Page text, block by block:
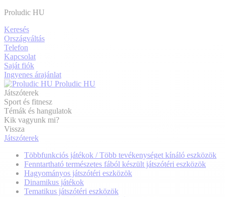
Proludic HU
Keresés
Országváltás
Telefon
Kapcsolat
Saját fiók
Ingyenes árajánlat
Proludic HU
Játszóterek
Sport és fitnesz
Témák és hangulatok
Kik vagyunk mi?
Vissza
Játszóterek
Többfunkciós játékok / Több tevékenységet kínáló eszközök
Fenntartható természetes fából készült játszótéri eszközök
Hagyományos játszótéri eszközök
Dinamikus játékok
Tematikus játszótéri eszközök